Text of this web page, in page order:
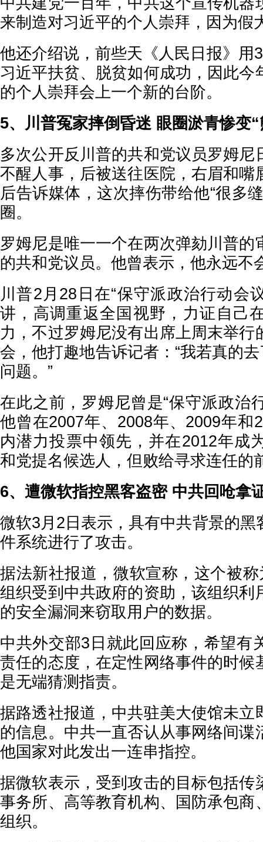
来制造对习近平的个人崇拜，因为假
他还介绍说，前些天《人民日报》用
习近平扶贫、脱贫如何成功，因此今
的个人崇拜会上一个新的台阶。
5、川普冤家摔倒昏迷 眼圈淤青惨变
多次公开反川普的共和党议员罗姆尼
不醒人事，后被送往医院，右眉和嘴
后告诉媒体，这次摔伤带给他“很多
圈。
罗姆尼是唯一一个在两次弹劾川普的
的共和党议员。他曾表示，他永远不
川普2月28日在“保守派政治行动会
讲，高调重返全国视野，力证自己
力，不过罗姆尼没有出席上周末举行
会，他打趣地告诉记者：“我若真的
问题。”
在此之前，罗姆尼曾是“保守派政治
他曾在2007年、2008年、2009年和
内潜力投票中领先，并在2012年成
和党提名候选人，但败给寻求连任的
6、遭微软指控黑客盗密 中共回呛拿
微软3月2日表示，具有中共背景的黑
件系统进行了攻击。
据法新社报道，微软宣称，这个被称
组织受到中共政府的资助，该组织利
的安全漏洞来窃取用户的数据。
中共外交部3日就此回应称，希望有
责任的态度，在定性网络事件的时候
是无端猜测指责。
据路透社报道，中共驻美大使馆未立
的信息。中共一直否认从事网络间谍
他国家对此发出一连串指控。
据微软表示，受到攻击的目标包括传
事务所、高等教育机构、国防承包商
组织。